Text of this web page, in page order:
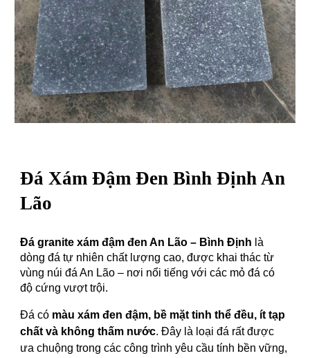
ĐáXám Đậm Đen Bình Định An
Lão
Đá granite xámđậm đen An Lão – Bình Định là
dòng đá tự nhiên chất lượng cao, được khai thác từ
vùng núi đá An Lão – nơi nổi tiếng với các mỏ đá có
độ cứng vượt trội.
Đá có màu xám đen đậm, bề mặt tinh thể đều, ít tạp
chất và không thấm nước. Đây là loại đá rất được
ưa chuộng trong các công trình yêu cầu tính bền vững,